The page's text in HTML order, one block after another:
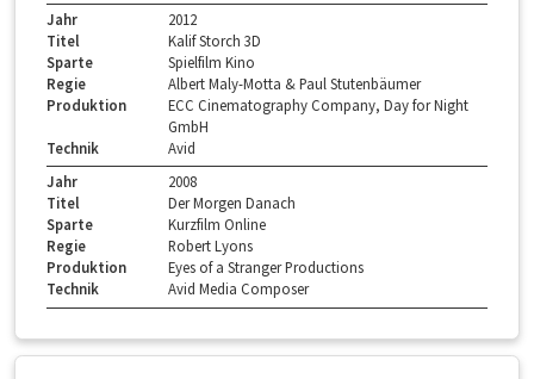
Jahr
2012
Titel
Kalif Storch 3D
Sparte
Spielfilm Kino
Regie
Albert Maly-Motta & Paul Stutenbäumer
Produktion
ECC Cinematography Company, Day for Night
GmbH
Technik
Avid
Jahr
2008
Titel
Der Morgen Danach
Sparte
Kurzfilm Online
Regie
Robert Lyons
Produktion
Eyes of a Stranger Productions
Technik
Avid Media Composer